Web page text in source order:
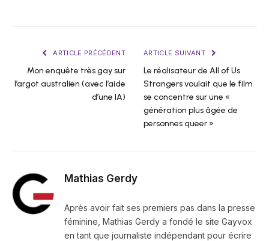
ARTICLE PRÉCÉDENT
Mon enquête très gay sur
l’argot australien (avec l’aide
d’une IA)
ARTICLE SUIVANT
Le réalisateur de All of Us
Strangers voulait que le film
se concentre sur une «
génération plus âgée de
personnes queer »
Mathias Gerdy
Après avoir fait ses premiers pas dans la presse
féminine, Mathias Gerdy a fondé le site Gayvox
en tant que journaliste indépendant pour écrire